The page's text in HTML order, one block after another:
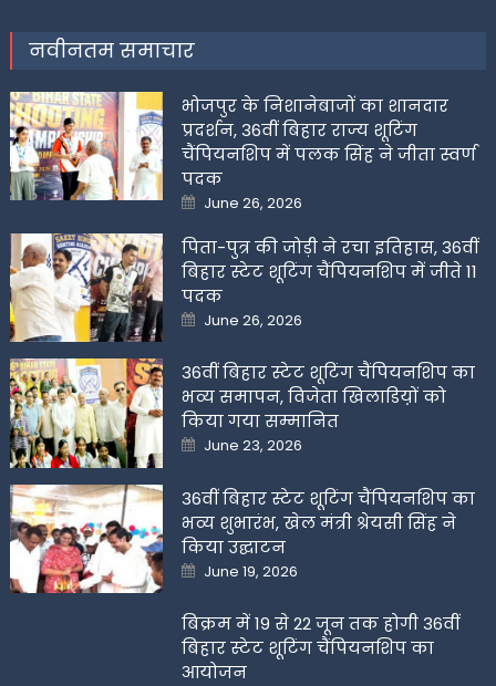
नवीनतम समाचार
भोजपुर के निशानेबाजों का शानदार
प्रदर्शन, 36वीं बिहार राज्य शूटिंग
चैंपियनशिप में पलक सिंह ने जीता स्वर्ण
पदक
Posted
on
June 26, 2026
पिता-पुत्र की जोड़ी ने रचा इतिहास, 36वीं
बिहार स्टेट शूटिंग चैंपियनशिप में जीते 11
पदक
Posted
on
June 26, 2026
36वीं बिहार स्टेट शूटिंग चैंपियनशिप का
भव्य समापन, विजेता खिलाडिय़ों को
किया गया सम्मानित
Posted
on
June 23, 2026
36वीं बिहार स्टेट शूटिंग चैंपियनशिप का
भव्य शुभारंभ, खेल मंत्री श्रेयसी सिंह ने
किया उद्घाटन
Posted
on
June 19, 2026
बिक्रम में 19 से 22 जून तक होगी 36वीं
बिहार स्टेट शूटिंग चैंपियनशिप का
आयोजन